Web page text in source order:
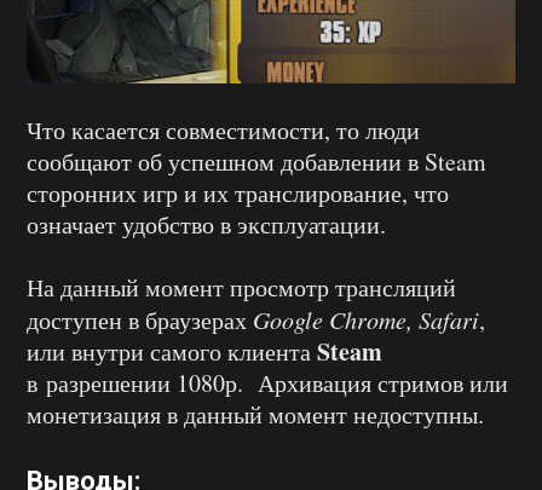
Что касается совместимости, то люди
сообщают об успешном добавлении в Steam
сторонних игр и их транслирование, что
означает удобство в эксплуатации.
На данный момент просмотр трансляций
доступен в браузерах Google Chrome, Safari,
или внутри самого клиентаSteam
в разрешении 1080р. Архивация стримов или
монетизация в данный момент недоступны.
Выводы: